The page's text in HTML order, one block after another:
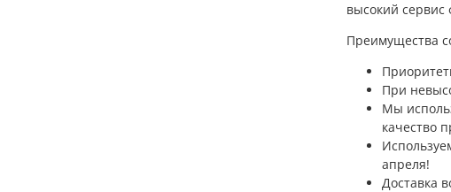
высокий
Преимущества
При
Мы
качество
апреля!
Доставка